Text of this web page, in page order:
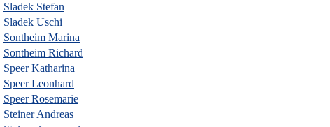
Sladek Stefan
Sladek Uschi
Sontheim Marina
Sontheim Richard
Speer Katharina
Speer Leonhard
Speer Rosemarie
Steiner Andreas